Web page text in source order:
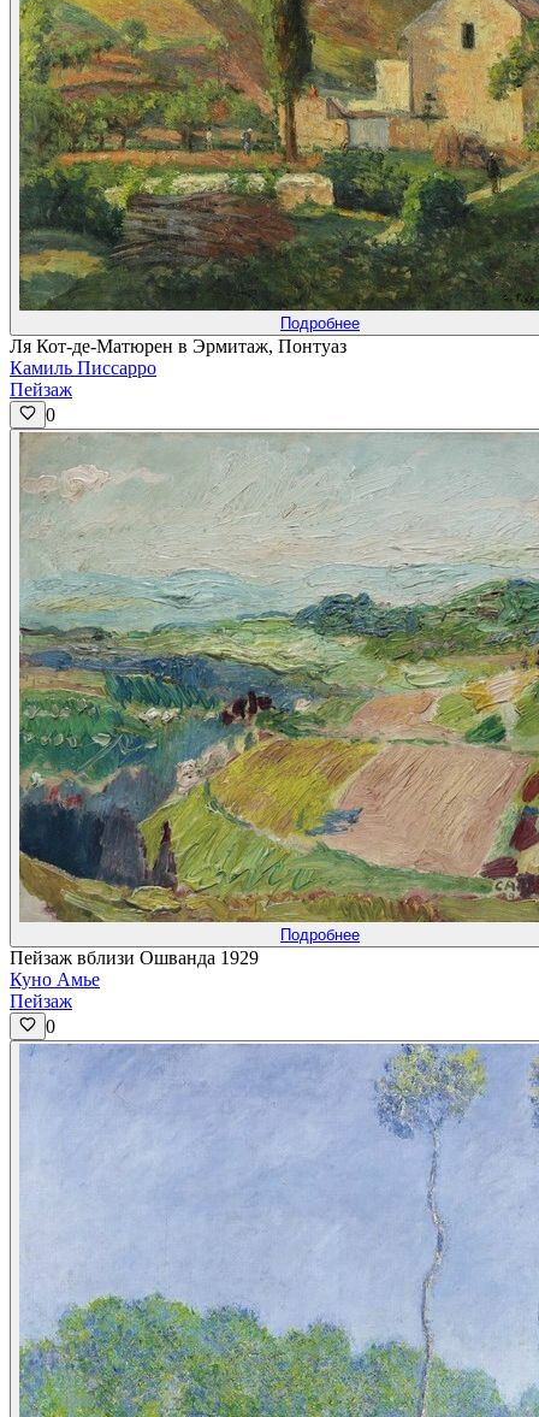
Подробнее
Ля Кот-де-Матюрен в Эрмитаж, Понтуаз
Камиль Писсарро
Пейзаж
0
Подробнее
Пейзаж вблизи Ошванда 1929
Куно Амье
Пейзаж
0